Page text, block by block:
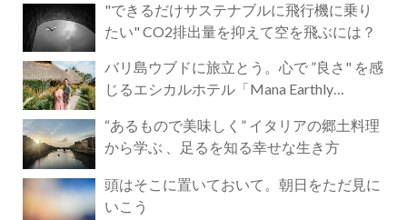
"できるだけサステナブルに飛行機に乗り
たい" CO2排出量を抑えて空を飛ぶには？
バリ島ウブドに旅立とう。心で ”良さ" を感
じるエシカルホテル「Mana Earthly
“あるもので美味しく” イタリアの郷土料理
から学ぶ 、足るを知る幸せな生き方
頭はそこに置いておいて。朝日をただ見に
いこう